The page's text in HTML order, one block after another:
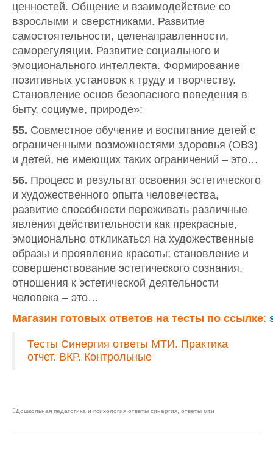
ценностей. Общение и взаимодействие со
взрослыми и сверстниками. Развитие
самостоятельности, целенаправленности,
саморегуляции. Развитие социального и
эмоционального интеллекта. Формирование
позитивных установок к труду и творчеству.
Становление основ безопасного поведения в
быту, социуме, природе»:
55. Совместное обучение и воспитание детей с
ограниченными возможностями здоровья (ОВЗ)
и детей, не имеющих таких ограничений – это…
56. Процесс и результат освоения эстетического
и художественного опыта человечества,
развитие способности переживать различные
явления действительности как прекрасные,
эмоционально откликаться на художественные
образы и проявление красоты; становление и
совершенствование эстетического сознания,
отношения к эстетической деятельности
человека – это…
Магазин готовых ответов на тесты по ссылке:
Тесты Синергия ответы МТИ. Практика
отчет. ВКР. Контрольные
Дошкольная педагогика и психология ответы синергия ответы мти